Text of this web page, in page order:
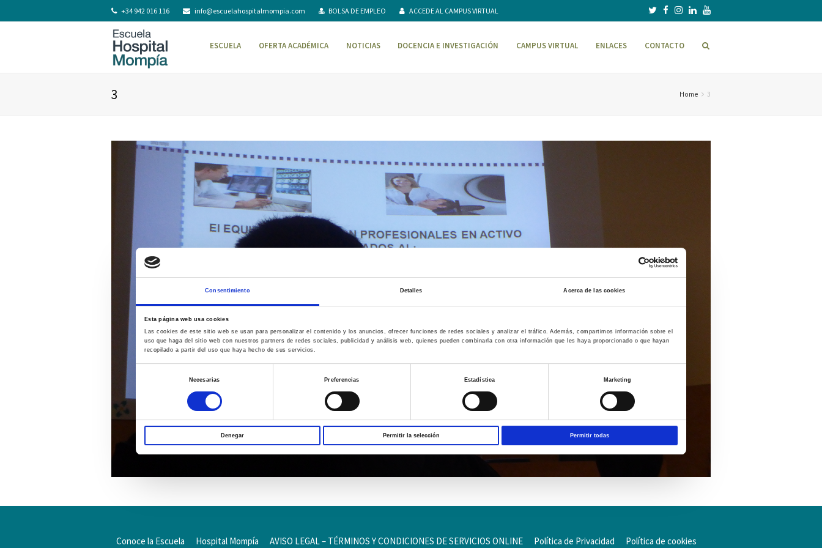
Consentimiento Detalles Acerca de las cookies
Esta página web usa cookies
Las cookies de este sitio web se usan para personalizar el contenido y los anuncios, ofrecer funciones de redes sociales y analizar el tráfico. Además, compartimos información sobre el
uso que haga del sitio web con nuestros partners de redes sociales, publicidad y análisis web, quienes pueden combinarla con otra información que les haya proporcionado o que hayan
recopilado a partir del uso que haya hecho de sus servicios.
consentimiento
Necesarias Preferencias Estadística Marketing
Denegar Permitir la selección Permitir todas
+34 942 016 116 info@escuelahospitalmompia.com BOLSA DE EMPLEO ACCEDE AL CAMPUS VIRTUAL
ESCUELA OFERTA ACADÉMICA NOTICIAS DOCENCIA E INVESTIGACIÓN CAMPUS VIRTUAL ENLACES CONTACTO
3 Home 3
Conoce la Escuela Hospital Mompía AVISO LEGAL – TÉRMINOS Y CONDICIONES DE SERVICIOS ONLINE Política de Privacidad Política de cookies